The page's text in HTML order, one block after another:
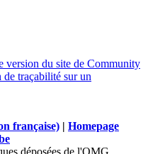
version du site de Community
traçabilité sur un
française) | Homepage
déposées de l'OMG